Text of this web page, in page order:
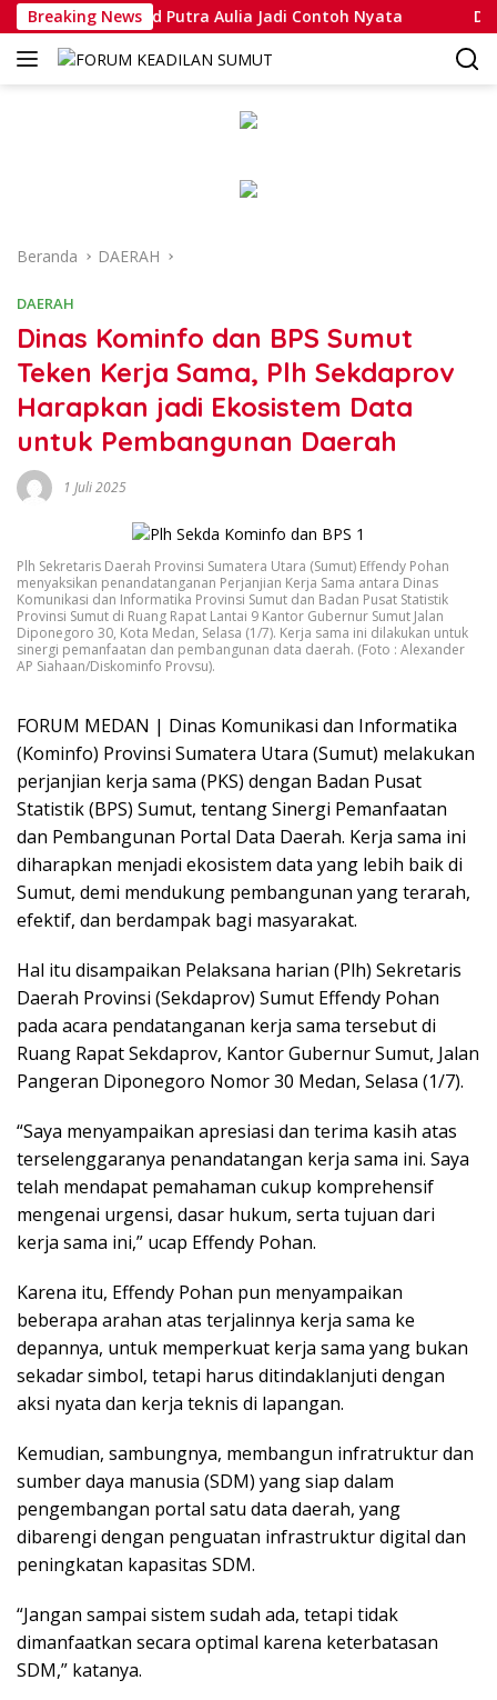
Langsung
ke
konten
Breaking News
Muhammad Putra Aulia Jadi Contoh Nyata
Beranda DAERAH
DAERAH
Dinas Kominfo dan BPS Sumut
Teken Kerja Sama, Plh Sekdaprov
Harapkan jadi Ekosistem Data
untuk Pembangunan Daerah
1 Juli 2025
Plh Sekretaris Daerah Provinsi Sumatera Utara (Sumut) Effendy Pohan
menyaksikan penandatanganan Perjanjian Kerja Sama antara Dinas
Komunikasi dan Informatika Provinsi Sumut dan Badan Pusat Statistik
Provinsi Sumut di Ruang Rapat Lantai 9 Kantor Gubernur Sumut Jalan
Diponegoro 30, Kota Medan, Selasa (1/7). Kerja sama ini dilakukan untuk
sinergi pemanfaatan dan pembangunan data daerah. (Foto : Alexander
AP Siahaan/Diskominfo Provsu).
FORUM MEDAN | Dinas Komunikasi dan Informatika
(Kominfo) Provinsi Sumatera Utara (Sumut) melakukan
perjanjian kerja sama (PKS) dengan Badan Pusat
Statistik (BPS) Sumut, tentang Sinergi Pemanfaatan
dan Pembangunan Portal Data Daerah. Kerja sama ini
diharapkan menjadi ekosistem data yang lebih baik di
Sumut, demi mendukung pembangunan yang terarah,
efektif, dan berdampak bagi masyarakat.
Hal itu disampaikan Pelaksana harian (Plh) Sekretaris
Daerah Provinsi (Sekdaprov) Sumut Effendy Pohan
pada acara pendatanganan kerja sama tersebut di
Ruang Rapat Sekdaprov, Kantor Gubernur Sumut, Jalan
Pangeran Diponegoro Nomor 30 Medan, Selasa (1/7).
“Saya menyampaikan apresiasi dan terima kasih atas
terselenggaranya penandatangan kerja sama ini. Saya
telah mendapat pemahaman cukup komprehensif
mengenai urgensi, dasar hukum, serta tujuan dari
kerja sama ini,” ucap Effendy Pohan.
Karena itu, Effendy Pohan pun menyampaikan
beberapa arahan atas terjalinnya kerja sama ke
depannya, untuk memperkuat kerja sama yang bukan
sekadar simbol, tetapi harus ditindaklanjuti dengan
aksi nyata dan kerja teknis di lapangan.
Kemudian, sambungnya, membangun infratruktur dan
sumber daya manusia (SDM) yang siap dalam
pengembangan portal satu data daerah, yang
dibarengi dengan penguatan infrastruktur digital dan
peningkatan kapasitas SDM.
“Jangan sampai sistem sudah ada, tetapi tidak
dimanfaatkan secara optimal karena keterbatasan
SDM,” katanya.